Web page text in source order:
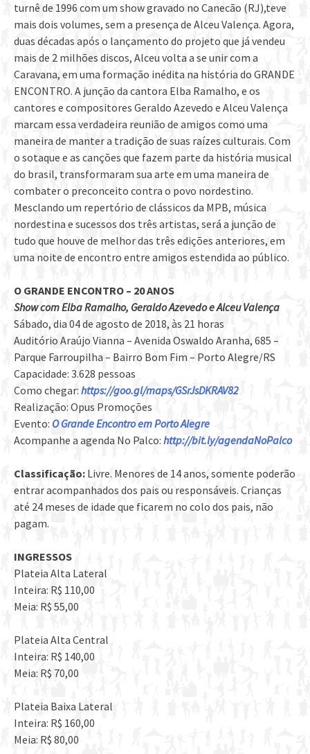
turnê de 1996 com um show gravado no Canecão (RJ),teve
mais dois volumes, sem a presença de Alceu Valença. Agora,
duas décadas após o lançamento do projeto que já vendeu
mais de 2 milhões discos, Alceu volta a se unir com a
Caravana, em uma formação inédita na história do GRANDE
ENCONTRO. A junção da cantora Elba Ramalho, e os
cantores e compositores Geraldo Azevedo e Alceu Valença
marcam essa verdadeira reunião de amigos como uma
maneira de manter a tradição de suas raízes culturais. Com
o sotaque e as canções que fazem parte da história musical
do brasil, transformaram sua arte em uma maneira de
combater o preconceito contra o povo nordestino.
Mesclando um repertório de clássicos da MPB, música
nordestina e sucessos dos três artistas, será a junção de
tudo que houve de melhor das três edições anteriores, em
uma noite de encontro entre amigos estendida ao público.
O GRANDE ENCONTRO – 20 ANOS
Show com Elba Ramalho, Geraldo Azevedo e Alceu Valença
Sábado, dia 04 de agosto de 2018, às 21 horas
Auditório Araújo Vianna – Avenida Oswaldo Aranha, 685 –
Parque Farroupilha – Bairro Bom Fim – Porto Alegre/RS
Capacidade: 3.628 pessoas
Como chegar: https://goo.gl/maps/GSrJsDKRAV82
Realização: Opus Promoções
Evento: O Grande Encontro em Porto Alegre
Acompanhe a agenda No Palco: http://bit.ly/agendaNoPalco
Classificação: Livre. Menores de 14 anos, somente poderão
entrar acompanhados dos pais ou responsáveis. Crianças
até 24 meses de idade que ficarem no colo dos pais, não
pagam.
INGRESSOS
Plateia Alta Lateral
Inteira: R$ 110,00
Meia: R$ 55,00
Plateia Alta Central
Inteira: R$ 140,00
Meia: R$ 70,00
Plateia Baixa Lateral
Inteira: R$ 160,00
Meia: R$ 80,00